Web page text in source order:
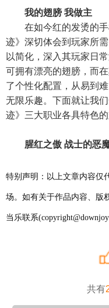
我的翅膀 我做主
在如今红的发烫的手
迹》深切体会到玩家所
以简化，深入其玩家日
可拥有漂亮的翅膀，而
了个性化配置，从易到
无限乐趣。下面就让我
迹》三大职业各具特色
腥红之傲 战士的恶
特别声明：以上文章内容仅
场。如有关于作品内容、版
当乐联系
共有